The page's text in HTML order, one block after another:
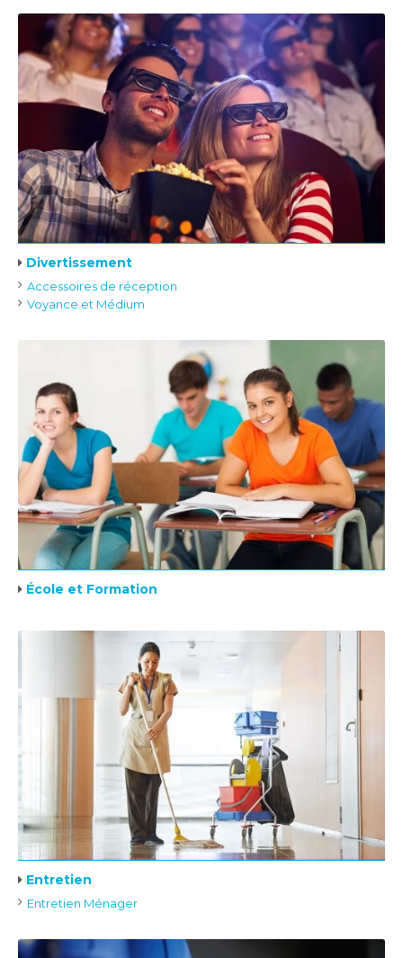
Divertissement
Accessoires de réception
Voyance et Médium
École et Formation
Entretien
Entretien Ménager